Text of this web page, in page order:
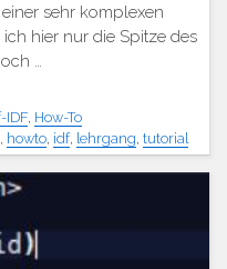
sehr komplexen
hier nur die Spitze des
…
IDF, How-To
, howto, idf, lehrgang, tutorial